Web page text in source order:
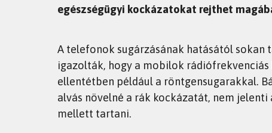
egészségügyi kockázatokat rejthet
A telefonok sugárzásának hatásától sokan
igazolták, hogy a mobilok
ellentétben például a röntgensugarakkal.
alvás növelné a rák kockázatát, nem
mellett tartani.